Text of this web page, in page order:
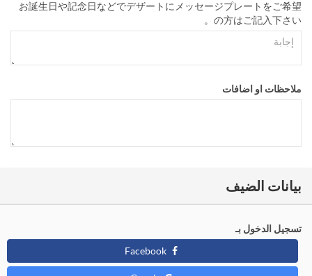
お誕生日や記念日などでデザートにメッセージプレートをご希望
の方はご記入下さい。
ملاحظات او اضافات
بيانات الضيف
تسجيل الدخول بـ
Facebook